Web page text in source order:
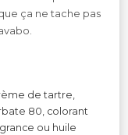
ça ne tache pas
de tartre,
80, colorant
ou huile